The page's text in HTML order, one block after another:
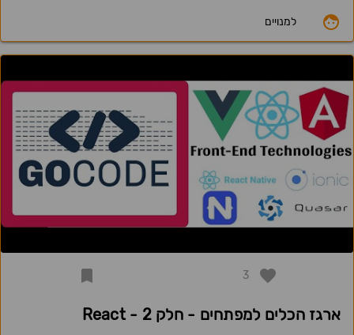
למנויים
3
ארגז הכלים למפתחים - חלק 2 - React